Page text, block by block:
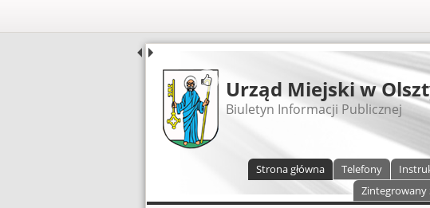
UDOSTĘPNIJ
Urząd Miejski w
Biuletyn Informacji Publicznej
Strona główna Telefony
Zintegrowany